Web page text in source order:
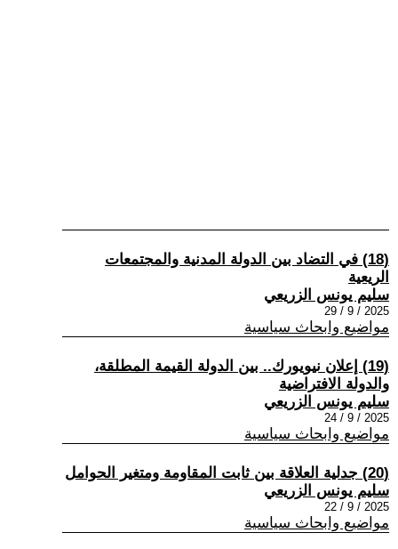
(18) في التضاد بين الدولة المدنية والمجتمعات
الريعية
سليم يونس الزريعي
2025 / 9 / 29
مواضيع وابحاث سياسية
(19) إعلان نيويورك.. بين الدولة القيمة المطلقة،
والدولة الافتراضية
سليم يونس الزريعي
2025 / 9 / 24
مواضيع وابحاث سياسية
(20) جدلية العلاقة بين ثابت المقاومة ومتغير الحوامل
سليم يونس الزريعي
2025 / 9 / 22
مواضيع وابحاث سياسية